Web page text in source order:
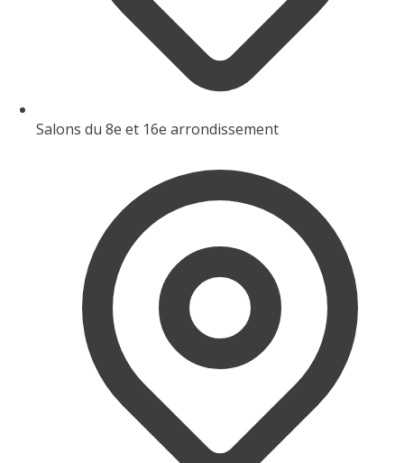
Salons du 8e et 16e arrondissement